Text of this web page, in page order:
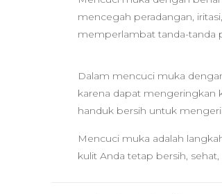
mencegah peradangan,
memperlambat tanda-tanda
Dalam mencuci muka
karena dapat mengeringkan
handuk bersih untuk
Mencuci muka adalah
kulit Anda tetap bersih,